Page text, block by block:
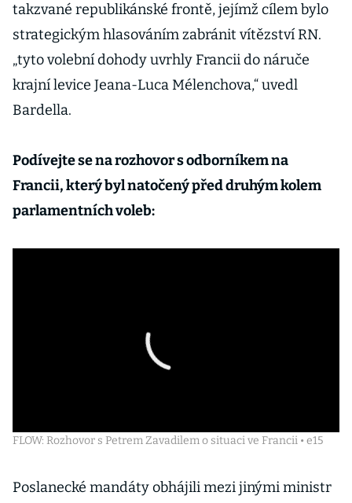
takzvané republikánské frontě, jejímž cílem bylo
strategickým hlasováním zabránit vítězství RN.
„tyto volební dohody uvrhly Francii do náruče
krajní levice Jeana-Luca Mélenchova,“ uvedl
Bardella.
Podívejte se na rozhovor s odborníkem na
Francii, který byl natočený před druhým kolem
parlamentních voleb:
FLOW: Rozhovor s Petrem Zavadilem o situaci ve Francii • e15
Poslanecké mandáty obhájili mezi jinými ministr